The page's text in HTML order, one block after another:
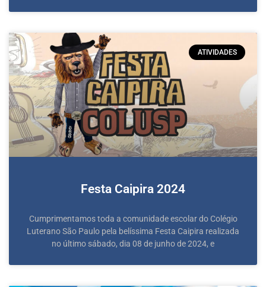
ATIVIDADES
Festa Caipira 2024
Cumprimentamos toda a comunidade escolar do Colégio
Luterano São Paulo pela belíssima Festa Caipira realizada
no último sábado, dia 08 de junho de 2024, e